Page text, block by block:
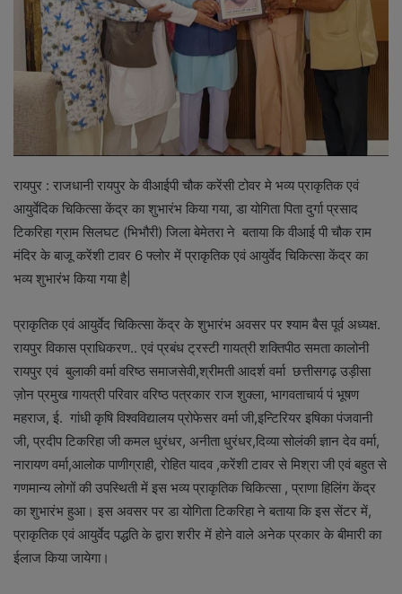
रायपुर : राजधानी रायपुर के वीआईपी चौक करेंसी टोवर मे भव्य प्राकृतिक एवं
आयुर्वेदिक चिकित्सा केंद्र का शुभारंभ किया गया, डा योगिता पिता दुर्गा प्रसाद
टिकरिहा ग्राम सिलघट (भिभौरी) जिला बेमेतरा ने बताया कि वीआई पी चौक राम
मंदिर के बाजू करेंशी टावर 6 फ्लोर में प्राकृतिक एवं आयुर्वेद चिकित्सा केंद्र का
भव्य शुभारंभ किया गया है|
प्राकृतिक एवं आयुर्वेद चिकित्सा केंद्र के शुभारंभ अवसर पर श्याम बैस पूर्व अध्यक्ष.
रायपुर विकास प्राधिकरण.. एवं प्रबंध ट्रस्टी गायत्री शक्तिपीठ समता कालोनी
रायपुर एवं बुलाकी वर्मा वरिष्ठ समाजसेवी,श्रीमती आदर्श वर्मा छत्तीसगढ़ उड़ीसा
ज़ोन प्रमुख गायत्री परिवार वरिष्ठ पत्रकार राज शुक्ला, भागवताचार्य पं भूषण
महराज, ई. गांधी कृषि विश्वविद्यालय प्रोफेसर वर्मा जी,इन्टिरियर इषिका पंजवानी
जी, प्रदीप टिकरिहा जी कमल धुरंधर, अनीता धुरंधर,दिव्या सोलंकी ज्ञान देव वर्मा,
नारायण वर्मा,आलोक पाणीग्राही, रोहित यादव ,करेंशी टावर से मिश्रा जी एवं बहुत से
गणमान्य लोगों की उपस्थिती में इस भव्य प्राकृतिक चिकित्सा , प्राणा हिलिंग केंद्र
का शुभारंभ हुआ। इस अवसर पर डा योगिता टिकरिहा ने बताया कि इस सेंटर में,
प्राकृतिक एवं आयुर्वेद पद्धति के द्वारा शरीर में होने वाले अनेक प्रकार के बीमारी का
ईलाज किया जायेगा।